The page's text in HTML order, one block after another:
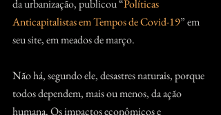
da urbanização, publicou “Políticas
Anticapitalistas em Tempos de Covid-19” em
seu site, em meados de março.
Não há, segundo ele, desastres naturais, porque
todos dependem, mais ou menos, da ação
humana. Os impactos econômicos e